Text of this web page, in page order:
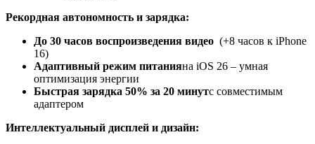
Рекордная автономность и зарядка:
До 30 часов воспроизведения видео (+8 часов к iPhone
16)
Адаптивный режим питанияна iOS 26 – умная
оптимизация энергии
Быстрая зарядка 50% за 20 минутс совместимым
адаптером
Интеллектуальный дисплей и дизайн: